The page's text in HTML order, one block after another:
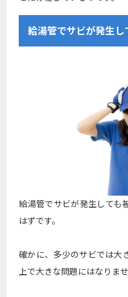
給湯管でサビが発生し
給湯管でサビが発生しても
はずです。
確かに、多少のサビでは大
上で大きな問題にはなりませ